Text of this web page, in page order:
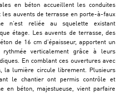
en béton accueillent les conduites
les auvents de terrasse en porte-à-faux
n’est reliée au squelette existant
étage. Les auvents de terrasse, des
de 16 cm d’épaisseur, apportent un
verticalement grâce à leurs
En comblant ces ouvertures avec
la lumière circule librement. Plusieurs
le chantier ont permis contrôle et
en béton, majestueuse, vient parfaire